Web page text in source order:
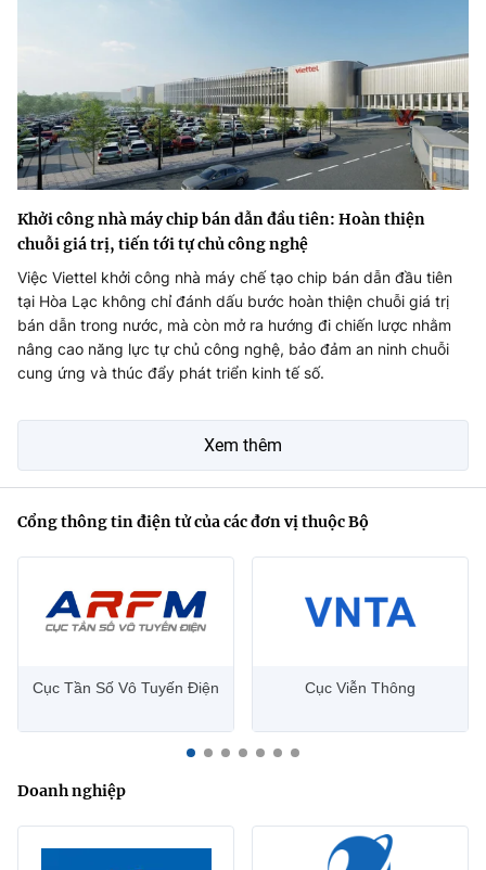
Khởi công nhà máy chip bán dẫn đầu tiên: Hoàn thiện
chuỗi giá trị, tiến tới tự chủ công nghệ
Việc Viettel khởi công nhà máy chế tạo chip bán dẫn đầu tiên
tại Hòa Lạc không chỉ đánh dấu bước hoàn thiện chuỗi giá trị
bán dẫn trong nước, mà còn mở ra hướng đi chiến lược nhằm
nâng cao năng lực tự chủ công nghệ, bảo đảm an ninh chuỗi
cung ứng và thúc đẩy phát triển kinh tế số.
Xem thêm
Cổng thông tin điện tử của các đơn vị thuộc Bộ
Cục Tần Số Vô Tuyến Điện Cục Viễn Thông
Doanh nghiệp